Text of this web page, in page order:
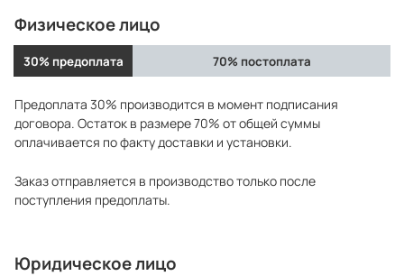
Физическое лицо
30% предоплата 70% постоплата
Предоплата 30% производится в момент подписания
договора. Остаток в размере 70% от общей суммы
оплачивается по факту доставки и установки.
Заказ отправляется в производство только после
поступления предоплаты.
Юридическое лицо